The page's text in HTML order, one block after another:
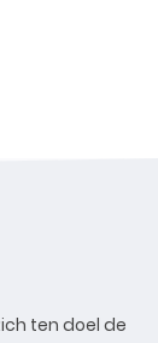
ten doel de